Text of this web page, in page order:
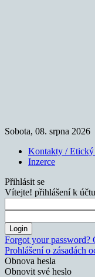
Sobota, 08. srpna 2026
Kontakty /
Inzerce
Přihlásit se
Vítejte! přihlášení k účtu
Forgot your password?
Prohlášení o zásadách
Obnova hesla
Obnovit své heslo